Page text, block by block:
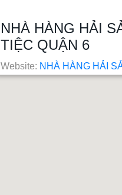
NHÀ HÀNG HẢI
TIỆC QUẬN 6
Website: NHÀ HÀNG HẢI